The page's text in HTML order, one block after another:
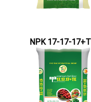
NPK 17-17-